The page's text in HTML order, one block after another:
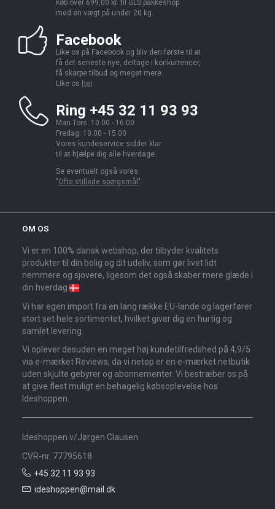
køb over 699,00 kr. til GLS pakkeshop
med en vægt på under 20 kg.
Facebook
Like os på Facebook og bliv den første til at
få det seneste nye, deltage i konkurrencer,
få skarpe tilbud og meget mere.
Like os her.
Ring +45 32 11 93 93
Man-Tors: 10.00 - 16.00
Fredag: 10.00 - 15.00
Vores kundeservice sidder klar
til at hjælpe dig alle hverdage.
Se eventuelt også vores
"Ofte stillede spørgsmål ".
OM OS
Vi er en 100% dansk webshop, der tilbyder kvalitets
produkter til din bolig og dit udeliv, som gør livet lidt
nemmere og sjovere, ligesom det også skaber mere glæde i
din hverdag
Vi har egen import fra en lang række EU-lande og lagerfører
stort set hele sortimentet, hvilket giver dig en hurtig og
samlet levering.
Vi oplever desuden en meget høj kundetilfredshed på 4,9/5
via e-mærket Reviews, da vi netop er en e-mærket netbutik
uden skjulte gebyrer og abonnementer. Vi bestræber os på
at give flest muligt en behagelig købsoplevelse hos
Ideshoppen.
Ideshoppen v/Jørgen Clausen
CVR-nr. 77795618
+45 32 11 93 93
ideshoppen@mail.dk